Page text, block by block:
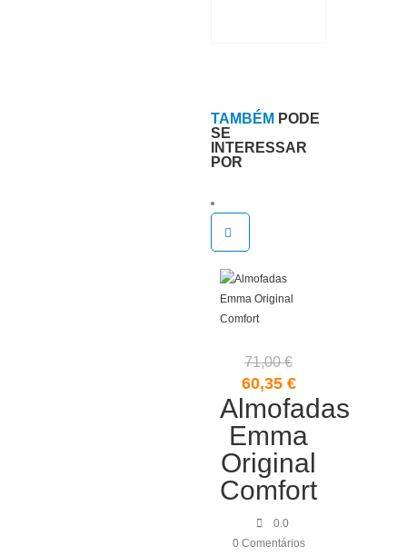
TAMBÉM PODE
SE
INTERESSAR
POR
71,00€
O
preço
original
era:
71,00 €.
60,35 €
preço
atual
é:
60,35 €.
Almofadas
Emma
Original
Comfort
0.0
0 Comentários